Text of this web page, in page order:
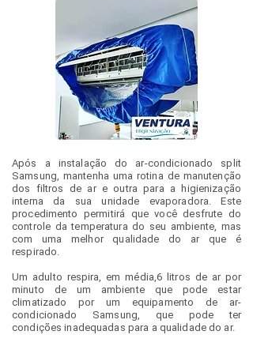
Após a instalação do ar-condicionado split
Samsung, mantenha uma rotina de manutenção
dos filtros de ar e outra para a higienização
interna da sua unidade evaporadora. Este
procedimento permitirá que você desfrute do
controle da temperatura do seu ambiente, mas
com uma melhor qualidade do ar que é
respirado.
Um adulto respira, em média,6 litros de ar por
minuto de um ambiente que pode estar
climatizado por um equipamento de ar-
condicionado Samsung, que pode ter
condições inadequadas para a qualidade do ar.